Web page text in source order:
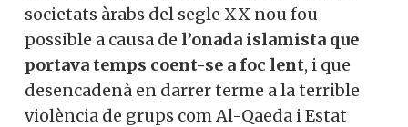
societats àrabs del segle XX nou fou
possible a causa de l’onada islamista que
portava temps coent-se a foc lent, i que
desencadenà en darrer terme a la terrible
violència de grups com Al-Qaeda i Estat